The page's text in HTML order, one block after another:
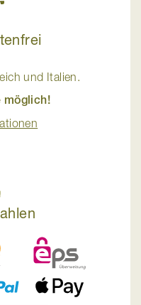
und Italien.
möglich!